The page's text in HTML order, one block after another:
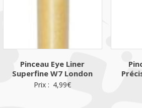
Pinceau Eye Liner
Superfine W7 London
Prix : 4,99€